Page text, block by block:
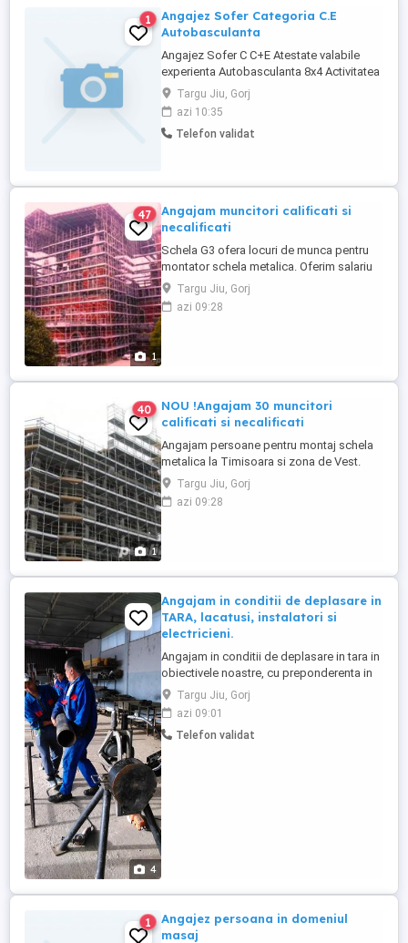
1
Angajez Sofer Categoria C.E
Autobasculanta
Angajez Sofer C C+E Atestate valabile
experienta Autobasculanta 8x4 Activitatea
se desfasoara doar in judetul Gorj in
cadrul unei Stati de Asfalt in Targu Jiu
Contract de munca pe perioada
nedeterminata Salariu 5200 lei NET Pentru
Targu Jiu, Gorj
azi 10:35
Telefon validat
1
47
Angajam muncitori calificati si
necalificati
Schela G3 ofera locuri de munca pentru
montator schela metalica. Oferim salariu
atractiv , bonusuri si cazare pentru cei din
alte zone. Asteptam sa ne contactati : .
Targu Jiu, Gorj
azi 09:28
1
40
NOU !Angajam 30 muncitori
calificati si necalificati
Angajam persoane pentru montaj schela
metalica la Timisoara si zona de Vest.
Oferim cazare, salariu atractiv si alte
bonusuri. Tel. sau
Targu Jiu, Gorj
azi 09:28
4
Angajam in conditii de deplasare in
TARA, lacatusi, instalatori si
electricieni.
Angajam in conditii de deplasare in tara in
obiectivele noastre, cu preponderenta in
Bucuresti. - Se asigura cazare, diurna si
decontarea tuturor cheltuielilor, inclusiv
transport. - Cazare de foarte buna calitate,
Pensiuni, Motel, Apartamente de foarte
Targu Jiu, Gorj
azi 09:01
Telefon validat
1
Angajez persoana in domeniul
masaj